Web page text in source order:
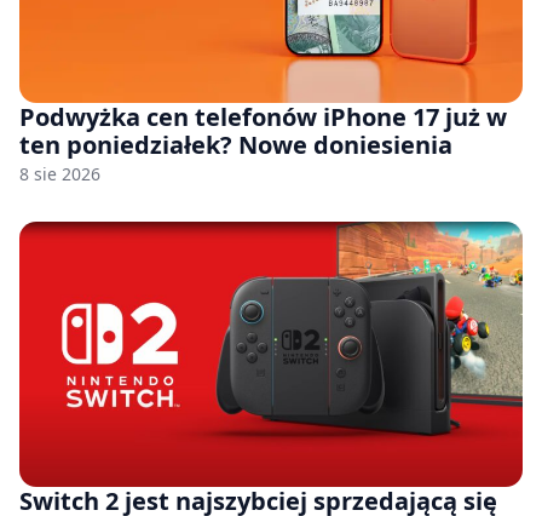
Podwyżka cen telefonów iPhone 17 już w
ten poniedziałek? Nowe doniesienia
8 sie 2026
Switch 2 jest najszybciej sprzedającą się